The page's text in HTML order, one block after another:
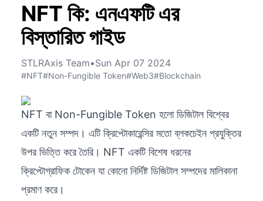
NFT কি: এনএফটি এর
বিস্তারিত গাইড
STLRAxis Team•Sun Apr 07 2024
#NFT#Non-Fungible Token#Web3#Blockchain
NFT বা Non-Fungible Token হলো ডিজিটাল বিশ্বের
একটি নতুন সম্পদ। এটি ক্রিপ্টোকারেন্সির মতো ব্লকচেইন প্রযুক্তির
উপর ভিত্তি করে তৈরি। NFT একটি বিশেষ ধরনের
ক্রিপ্টোগ্রাফিক টোকেন যা কোনো নির্দিষ্ট ডিজিটাল সম্পদের মালিকানা
প্রমাণ করে।